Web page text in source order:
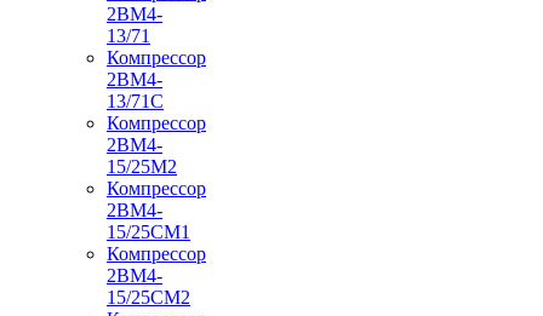
2ВМ4-
13/71
Компрессор
2ВМ4-
13/71С
Компрессор
2ВМ4-
15/25М2
Компрессор
2ВМ4-
15/25СМ1
Компрессор
2ВМ4-
15/25СМ2